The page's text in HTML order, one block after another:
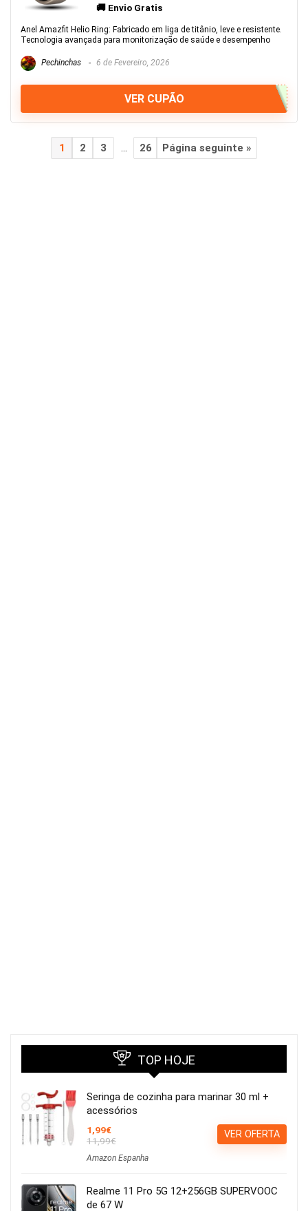
🚚 Envio Gratis
Anel Amazfit Helio Ring: Fabricado em liga de titânio, leve e resistente.
Tecnologia avançada para monitorização de saúde e desempenho
Pechinchas 6 de Fevereiro, 2026
VER CUPÃO
1 2 3 26 Página seguinte »
TOP HOJE
Seringa de cozinha para marinar 30 ml +
acessórios
1,99€
11,99€
Amazon Espanha
VER OFERTA
Realme 11 Pro 5G 12+256GB SUPERVOOC
de 67 W